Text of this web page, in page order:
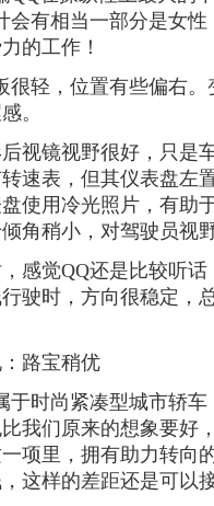
会有相当一部分是女
的工作！
轻，位置有些偏右。
。
镜视野很好，只是
速表，但其仪表盘左
使用冷光照片，有助
角稍小，对驾驶员视
觉QQ还是比较听话
驶时，方向很稳定，
路宝稍优
时尚紧凑型城市轿车
我们原来的想象要好
项里，拥有助力转向
这样的差距还是可以